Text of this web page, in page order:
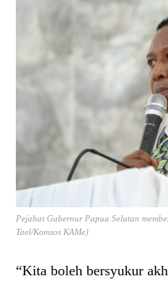
Pejabat Gubernur Papua Selatan
Tael/Komsos KAMe)
“Kita boleh bersyukur